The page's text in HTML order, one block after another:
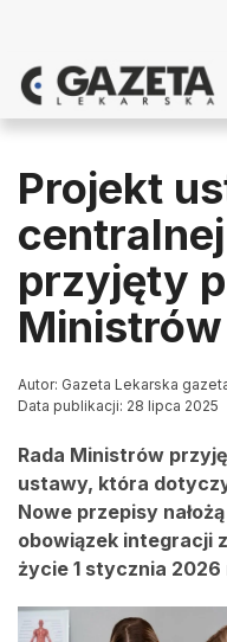
Projekt
przyjęty
Ministrów
Autor: Gazeta Lekarska
Data publikacji: 28 lipca 2025
Rada Ministrów
ustawy, która
Nowe przepisy
obowiązek integracji
życie 1 stycznia 2026